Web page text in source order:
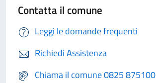
Contatta il comune
Leggi le domande frequenti
Richiedi Assistenza
Chiama il comune 0825 875100